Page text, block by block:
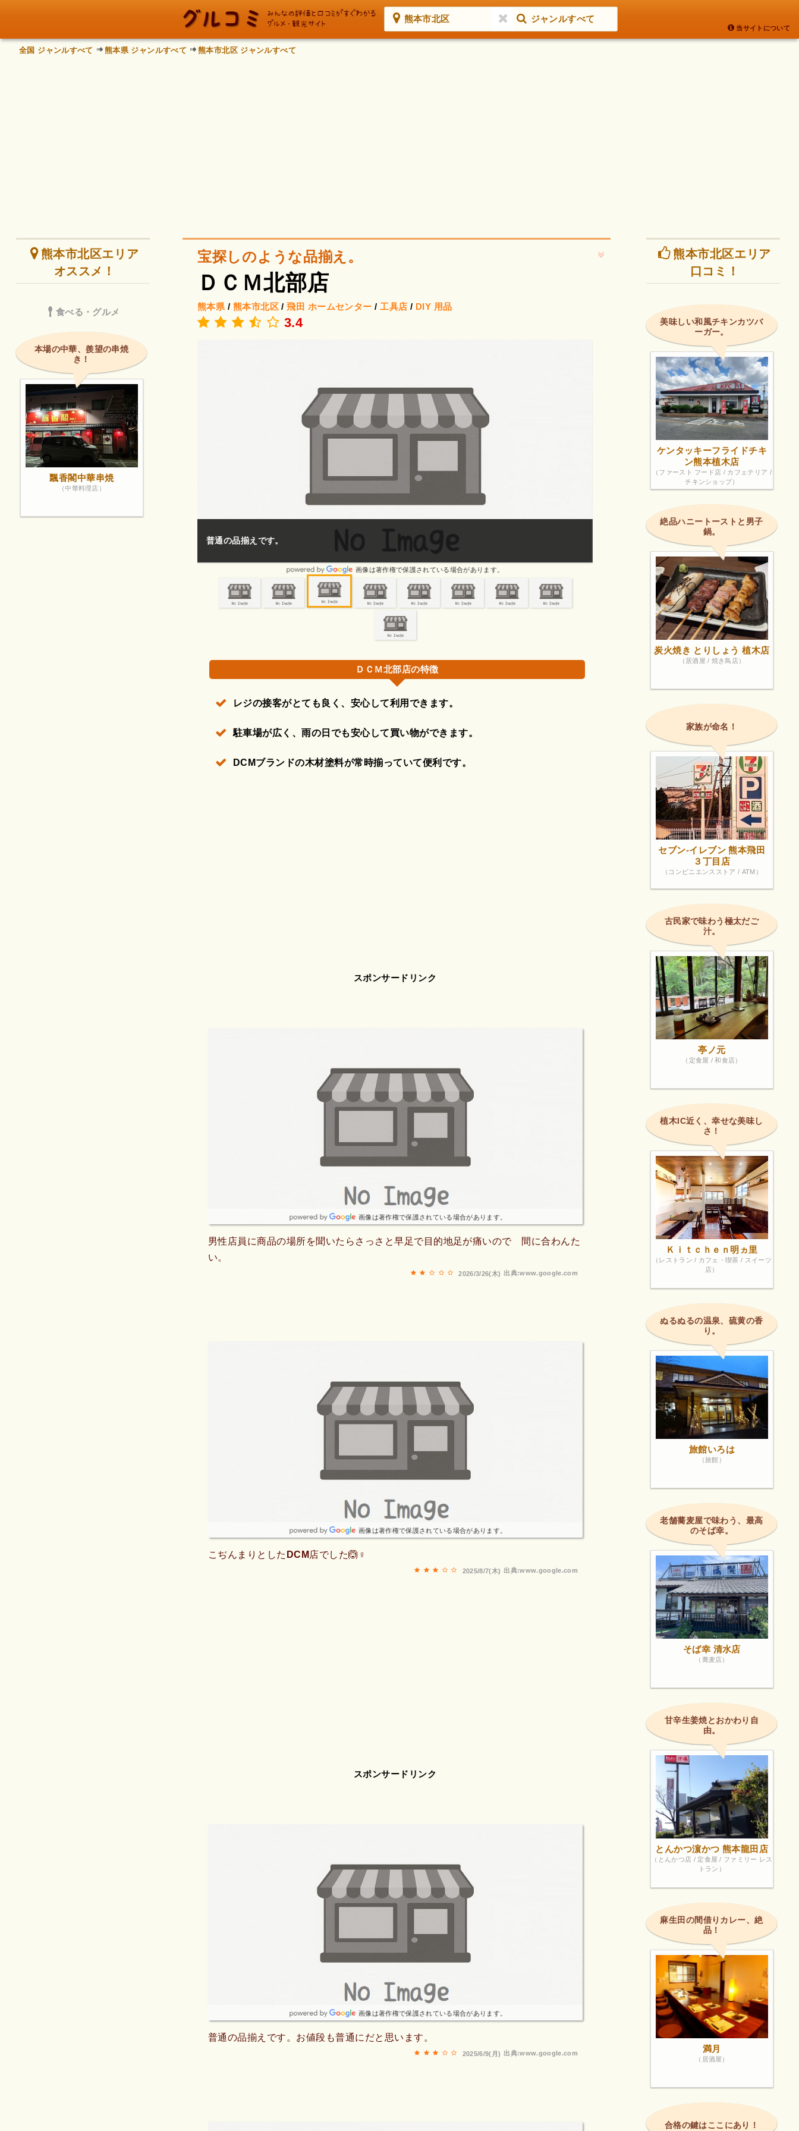
熊本市北区 ジャンルすべて
当サイトについて
全国 ジャンルすべて 熊本県 ジャンルすべて 熊本市北区 ジャンルすべて
宝探しのような品揃え。
ＤＣＭ北部店
熊本県 / 熊本市北区/飛田 ホームセンター /工具店 / DIY 用品
3.4
普通の品揃えです。
画像は著作権で保護されている場合があります。
もう少し遅くまで営業してて欲しいです。
画像は著作権
ＤＣＭ北部店の特徴
レジの接客がとても良く、安心して利用できます。
駐車場が広く、雨の日でも安心して買い物ができます。
DCMブランドの木材塗料が常時揃っていて便利です。
スポンサードリンク
画像は著作権で保護されている場合があります。
男性店員に商品の場所を聞いたらさっさと早足で目的地足が痛いので 間に合わんた
い。
出典:www.google.com
2026/3/26(木)
画像は著作権で保護されている場合があります。
こぢんまりとしたDCM店でした🙆♀️
出典:www.google.com
2025/8/7(木)
スポンサードリンク
画像は著作権で保護されている場合があります。
普通の品揃えです。お値段も普通にだと思います。
出典:www.google.com
2025/6/9(月)
熊本市北区エリア
オススメ！
食べる・グルメ
本場の中華、羨望の串焼
き！
飄香閣中華串焼
（中華料理店）
熊本市北区エリア
口コミ！
美味しい和風チキンカツバ
ーガー。
ケンタッキーフライドチキ
ン熊本植木店
（ファースト フード店 / カフェテリア /
チキンショップ）
絶品ハニートーストと男子
鍋。
炭火焼き とりしょう 植木店
（居酒屋 / 焼き鳥店）
家族が命名！
セブン-イレブン 熊本飛田
３丁目店
（コンビニエンスストア / ATM）
古民家で味わう極太だご
汁。
亭ノ元
（定食屋 / 和食店）
植木IC近く、幸せな美味し
さ！
Ｋｉｔｃｈｅｎ明ヵ里
（レストラン / カフェ・喫茶 / スイーツ
店）
ぬるぬるの温泉、硫黄の香
り。
旅館いろは
（旅館）
老舗蕎麦屋で味わう、最高
のそば幸。
そば幸 清水店
（蕎麦店）
甘辛生姜焼とおかわり自
由。
とんかつ濵かつ 熊本龍田店
（とんかつ店 / 定食屋 / ファミリー レス
トラン）
麻生田の間借りカレー、絶
品！
満月
（居酒屋）
合格の鍵はここにあり！